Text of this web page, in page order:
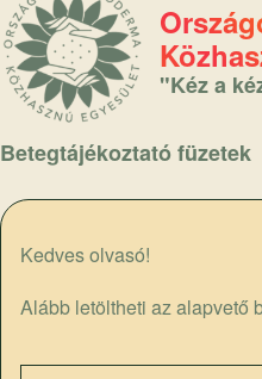
"Kéz a
Betegtájékoztató füzetek
Kedves olvasó!
Alább letöltheti az alapvető